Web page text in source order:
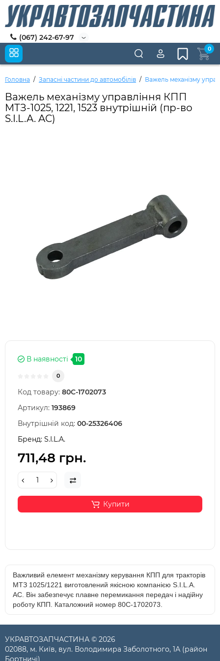
(067) 242-67-97
0
Головна Запасні частини до автомобілів Важель механізму
Важель механізму управління КПП
МТЗ-1025, 1221, 1523 внутрішній (пр-во
S.I.L.A. AC)
В наявності 10
0
Код товару: 80С-1702073
Артикул: 193869
Внутрішній код: 00-25326406
Бренд: S.I.L.A.
711,48 грн.
Купити
Важливий елемент механізму керування КПП для тракторів
МТЗ 1025/1221 виготовлений якісною компанією S.I.L.A.
AC. Він забезпечує плавне перемикання передач і надійну
роботу КПП. Каталожний номер 80С-1702073.
УКРАВТОЗАПЧАСТИНА © 2026
02088, м. Київ, вул. Володимира Заболотного, 1А (район
Бортничі)